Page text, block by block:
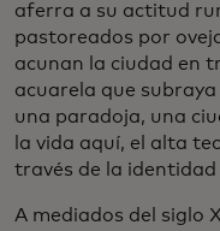
aferra a su actitud
pastoreados por
acunan la ciudad en
acuarela que
una paradoja, una
la vida aquí, el alta
través de la identidad
A mediados del siglo